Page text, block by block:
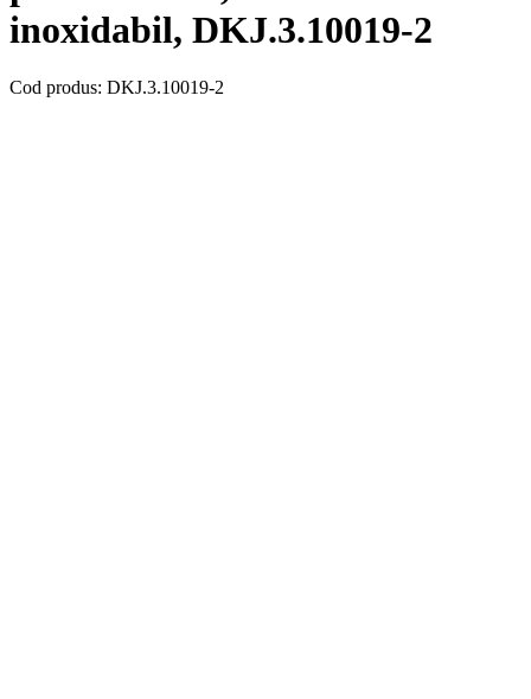
inoxidabil, DKJ.3.10019-2
Cod produs: DKJ.3.10019-2